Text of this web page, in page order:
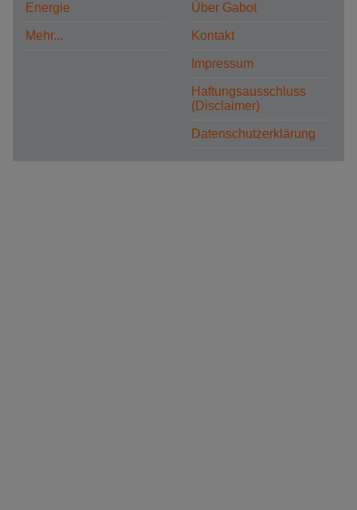
Energie
Mehr...
Über Gabot
Kontakt
Impressum
Haftungsausschluss
(Disclaimer)
Datenschutzerklärung